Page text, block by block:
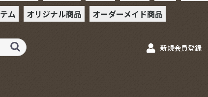
ー
ット
ット
ットホル
ンチ
チ
ー
ス
ベルト
ー
ース
ホルダー
フック
具ツールホルダー
ハッカー
カーケース 駒シャツ
駒シャツⅡ革手袋
合皮手袋
ゴム手袋
ム
ョン春
ョン秋
オリジナル商品 オーダーメイド商品
新規会員登録